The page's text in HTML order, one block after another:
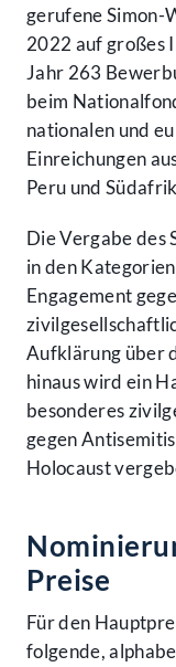
gerufene Simon-
2022 auf großes
Jahr 263
beim
nationalen und
Einreichungen
Peru und
Die Vergabe des
in den
Engagement
Aufklärung über
hinaus wird ein
besonderes
gegen
Holocaust
Preise
Für den
folgende,